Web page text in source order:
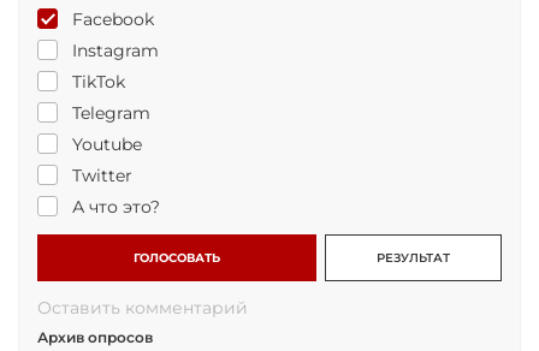
Facebook
Instagram
TikTok
Telegram
Youtube
Twitter
А что это?
ГОЛОСОВАТЬ РЕЗУЛЬТАТ
Оставить комментарий
Архив опросов